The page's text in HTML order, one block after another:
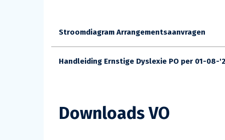
Stroomdiagram Arrangementsaanvragen
Handleiding Ernstige Dyslexie PO per 01-08-
Downloads VO